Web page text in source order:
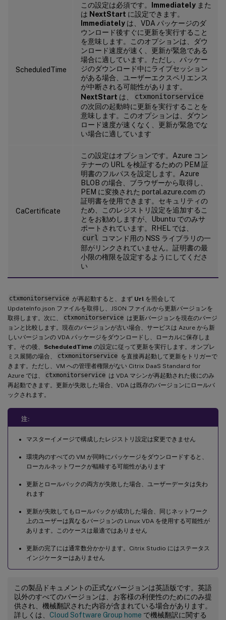
ScheduledTime
この設定は必須です。 Immediately また
は NextStart に設定できます。
Immediately は、VDA パッケージのダ
ウンロード後すぐに更新を実行すること
を意味します。このオプションは、ダウ
ンロード速度が速く、更新が緊急である
場合に適しています。ただし、パッケー
ジのダウンロード中にライブセッション
がある場合、ユーザーエクスペリエンス
が中断される可能性があります。
NextStart は、
ctxmonitorservice
の次回の起動時に更新を実行することを
意味します。このオプションは、ダウン
ロード速度が速くなく、更新が緊急でな
い場合に適しています
CaCertificate
この設定はオプションです。Azure コン
テナーの URL を検証するための PEM 証
明書のフルパスを設定します。Azure
BLOB の場合、ブラウザーから取得し、
PEM に変換された portal.azure.com の
証明書を使用できます。セキュリティの
ため、このレジストリ設定を追加するこ
とをお勧めしますが、Ubuntu でのみサ
ポートされています。RHEL では、
curl コマンド用の NSS ライブラリの一
部がリンクされていません。証明書の最
小限の権限を設定するようにしてくださ
い
ctxmonitorservice が再起動すると、まず Url を照会して
UpdateInfo.json ファイルを取得し、JSON ファイルから更新バージョンを
取得します。次に、
ctxmonitorservice は更新バージョンを現在のバージ
ョンと比較します。現在のバージョンが古い場合、サービスは Azure から新
しいバージョンの VDA パッケージをダウンロードし、ローカルに保存しま
す。その後、 ScheduledTime の設定に従って更新を実行します。オンプレ
ミス展開の場合、
ctxmonitorservice を直接再起動して更新をトリガーで
きます。ただし、VM への管理者権限がない Citrix DaaS Standard for
Azure では、
ctxmonitorservice は VDA マシンが再起動された後にのみ
再起動できます。更新が失敗した場合、VDA は既存のバージョンにロールバ
ックされます。
注:
マスターイメージで構成したレジストリ設定は変更できません
環境内のすべての VM が同時にパッケージをダウンロードすると、
ローカルネットワークが輻輳する可能性があります
更新とロールバックの両方が失敗した場合、ユーザーデータは失わ
れます
更新が失敗してもロールバックが成功した場合、同じネットワーク
上のユーザーは異なるバージョンの Linux VDA を使用する可能性が
あります。このケースは最適ではありません
更新の完了には通常数分かかります。Citrix Studio にはステータス
インジケーターはありません
この製品ドキュメントの正式なバージョンは英語版です。英語
以外のすべてのバージョンは、お客様の利便性のためにのみ提
供され、機械翻訳された内容が含まれている場合があります。
詳しくは、 Cloud Software Group home で機械翻訳に関する